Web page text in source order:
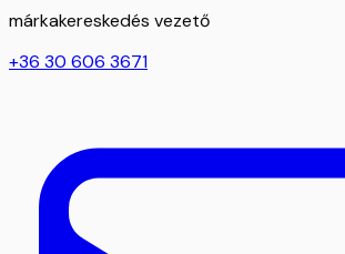
márkakereskedés vezető
+36 30 606 3671